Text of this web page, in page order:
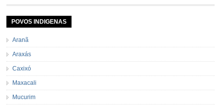
POVOS INDIGENAS
Aranã
Araxás
Caxixó
Maxacali
Mucurim